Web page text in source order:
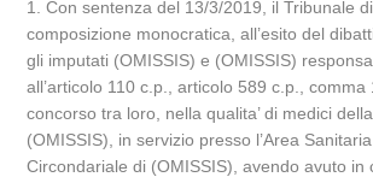
1. Con sentenza del 13/3/2019, il Tribunale
composizione monocratica, all’esito del
gli imputati (OMISSIS) e (OMISSIS)
all’articolo 110 c.p., articolo 589 c.p., comma
concorso tra loro, nella qualita’ di medici
(OMISSIS), in servizio presso l’Area
Circondariale di (OMISSIS), avendo avuto in